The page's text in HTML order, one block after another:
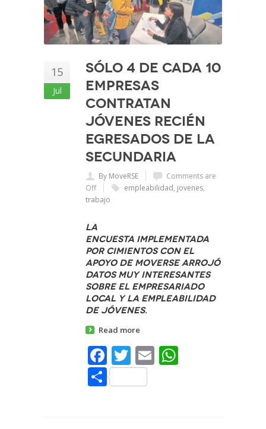
15
Jul
Sólo 4 de cada 10
empresas
contratan
jóvenes recién
egresados de la
secundaria
By MoveRSE
Comments are
Off
empleabilidad, jovenes,
trabajo
La
encuesta implementada
por Cimientos con el
apoyo de Moverse arrojó
datos muy interesantes
sobre el empresariado
local y la empleabilidad
de jóvenes.
Read more
Facebook
Twitter
Email
Share